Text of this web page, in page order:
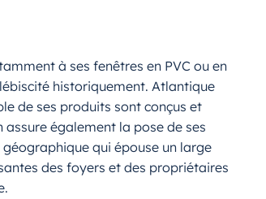
à ses fenêtres en PVC ou en
historiquement. Atlantique
de ses produits sont conçus et
également la pose de ses
qui épouse un large
des foyers et des propriétaires